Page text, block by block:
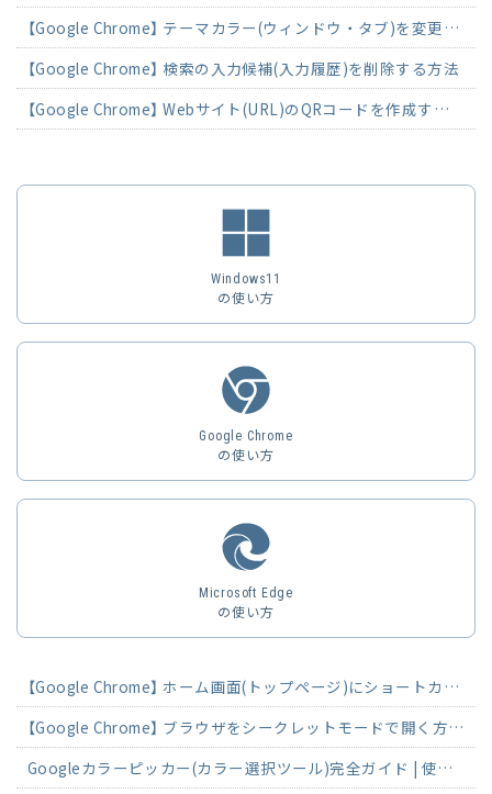
【Google Chrome】 テーマカラー(ウィンドウ・タブ)を変更する方法
【Google Chrome】 検索の入力候補(入力履歴)を削除する方法
【Google Chrome】 Webサイト(URL)のQRコードを作成する方法
Windows11
の使い方
Google Chrome
の使い方
Microsoft Edge
の使い方
【Google Chrome】 ホーム画面(トップページ)にショートカットを作成する方法
【Google Chrome】 ブラウザをシークレットモードで開く方法 (設定・解除)
Googleカラーピッカー(カラー選択ツール)完全ガイド | 使い方とカラーコード活用法